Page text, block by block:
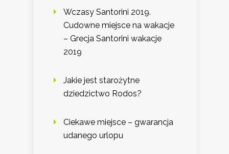
Wczasy Santorini 2019.
Cudowne miejsce na wakacje
– Grecja Santorini wakacje
2019
Jakie jest starożytne
dziedzictwo Rodos?
Ciekawe miejsce – gwarancja
udanego urlopu